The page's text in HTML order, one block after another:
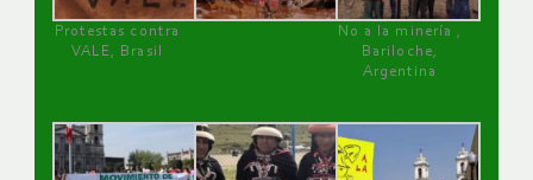
Protestas contra
VALE, Brasil
No a la minería ,
Bariloche,
Argentina